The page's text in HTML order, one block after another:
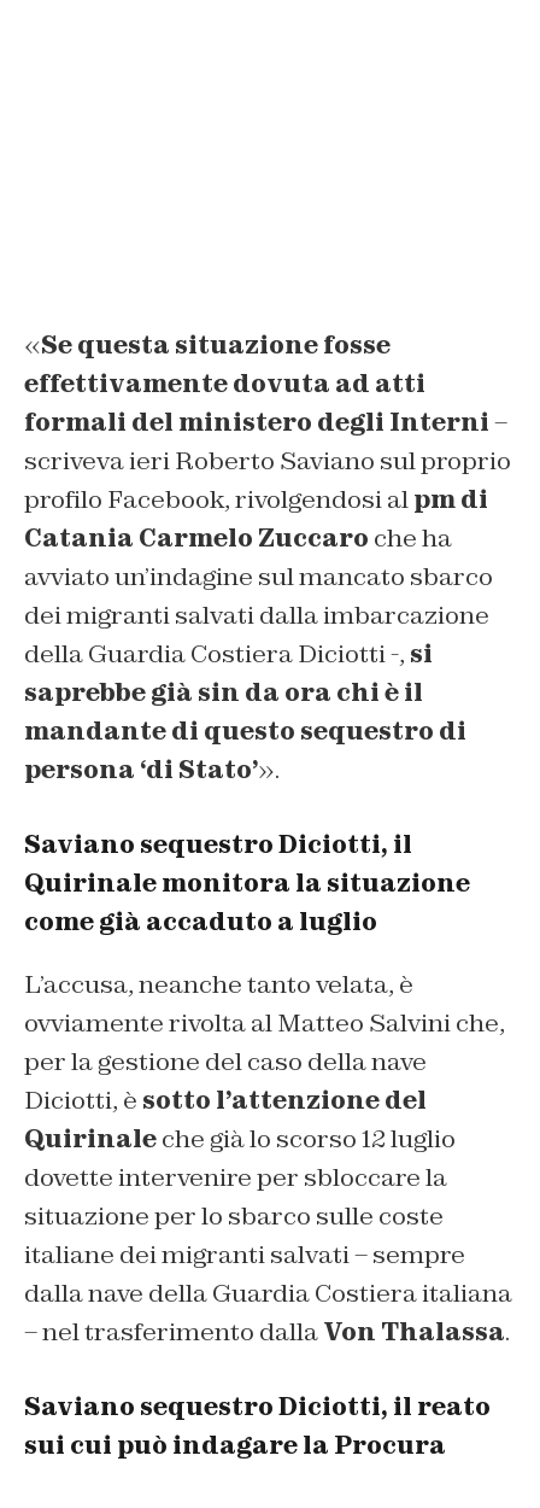
«Se questa situazione fosse
effettivamente dovuta ad atti
formali del ministero degli Interni–
scriveva ieri Roberto Saviano sul proprio
profilo Facebook, rivolgendosi alpm di
Catania Carmelo Zuccaro che ha
avviato un’indagine sul mancato sbarco
dei migranti salvati dalla imbarcazione
della Guardia Costiera Diciotti -, si
saprebbe già sin da ora chi è il
mandante di questo sequestro di
persona ‘di Stato’».
Saviano sequestro Diciotti, il
Quirinale monitora la situazione
come già accaduto a luglio
L’accusa, neanche tanto velata, è
ovviamente rivolta al Matteo Salvini che,
per la gestione del caso della nave
Diciotti, è sotto l’attenzione del
Quirinaleche già lo scorso 12 luglio
dovette intervenire per sbloccare la
situazione per lo sbarco sulle coste
italiane dei migranti salvati – sempre
dalla nave della Guardia Costiera italiana
– nel trasferimento dallaVon Thalassa.
Saviano sequestro Diciotti, il reato
sui cui può indagare la Procura